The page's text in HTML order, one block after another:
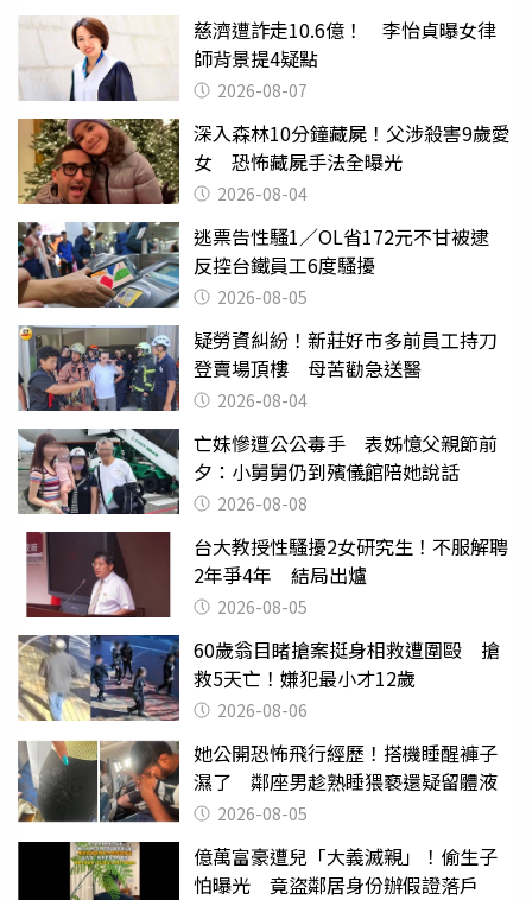
慈濟遭詐走10.6億！ 李怡貞曝女律
師背景提4疑點
2026-08-07
深入森林10分鐘藏屍！父涉殺害9歲愛
女 恐怖藏屍手法全曝光
2026-08-04
逃票告性騷1／OL省172元不甘被逮
反控台鐵員工6度騷擾
2026-08-05
疑勞資糾紛！新莊好市多前員工持刀
登賣場頂樓 母苦勸急送醫
2026-08-04
亡妹慘遭公公毒手 表姊憶父親節前
夕：小舅舅仍到殯儀館陪她說話
2026-08-08
台大教授性騷擾2女研究生！不服解聘
2年爭4年 結局出爐
2026-08-05
60歲翁目睹搶案挺身相救遭圍毆 搶
救5天亡！嫌犯最小才12歲
2026-08-06
她公開恐怖飛行經歷！搭機睡醒褲子
濕了 鄰座男趁熟睡猥褻還疑留體液
2026-08-05
億萬富豪遭兒「大義滅親」！偷生子
怕曝光 竟盜鄰居身份辦假證落戶